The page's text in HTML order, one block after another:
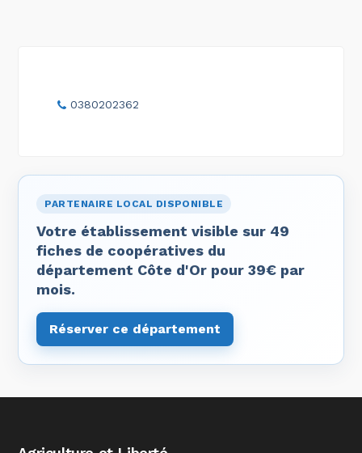
0380202362
PARTENAIRE LOCAL DISPONIBLE
Votre établissement visible sur 49
fiches de coopératives du
département Côte d'Or pour 39€ par
mois.
Réserver ce département